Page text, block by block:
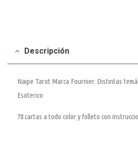
Descripción
Naipe Tarot Marca Fournier. Distintas
Esoterico
78 cartas a todo color y folleto con